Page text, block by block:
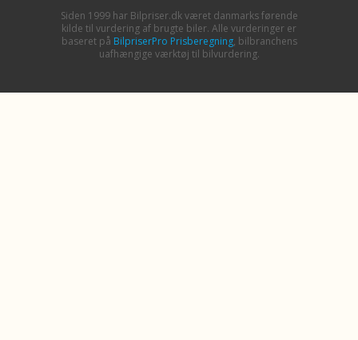
Siden 1999 har Bilpriser.dk været danmarks førende
kilde til vurdering af brugte biler. Alle vurderinger er
baseret på BilpriserPro Prisberegning, bilbranchens
uafhængige værktøj til bilvurdering.